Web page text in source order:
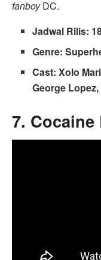
fanboyDC.
Jadwal Rilis:
Genre:
Cast: Xolo
George
7. Cocaine